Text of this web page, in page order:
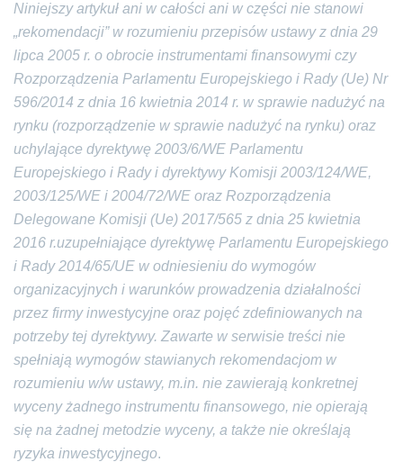
Niniejszy artykuł ani w całości ani w części nie stanowi
„rekomendacji” w rozumieniu przepisów ustawy z dnia 29
lipca 2005 r. o obrocie instrumentami finansowymi czy
Rozporządzenia Parlamentu Europejskiego i Rady (Ue) Nr
596/2014 z dnia 16 kwietnia 2014 r. w sprawie nadużyć na
rynku (rozporządzenie w sprawie nadużyć na rynku) oraz
uchylające dyrektywę 2003/6/WE Parlamentu
Europejskiego i Rady i dyrektywy Komisji 2003/124/WE,
2003/125/WE i 2004/72/WE oraz Rozporządzenia
Delegowane Komisji (Ue) 2017/565 z dnia 25 kwietnia
2016 r.uzupełniające dyrektywę Parlamentu Europejskiego
i Rady 2014/65/UE w odniesieniu do wymogów
organizacyjnych i warunków prowadzenia działalności
przez firmy inwestycyjne oraz pojęć zdefiniowanych na
potrzeby tej dyrektywy. Zawarte w serwisie treści nie
spełniają wymogów stawianych rekomendacjom w
rozumieniu w/w ustawy, m.in. nie zawierają konkretnej
wyceny żadnego instrumentu finansowego, nie opierają
się na żadnej metodzie wyceny, a także nie określają
ryzyka inwestycyjnego.